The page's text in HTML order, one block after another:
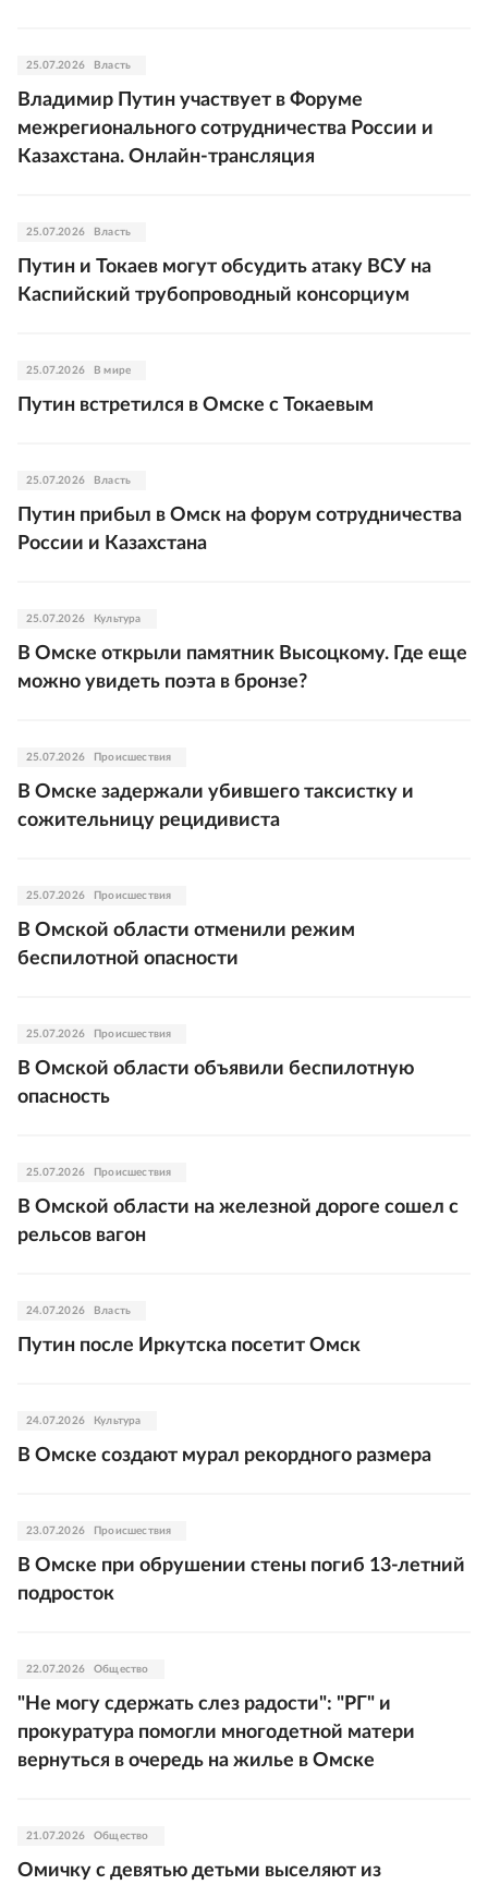
25.07.2026 Власть
Владимир Путин участвует в Форуме
межрегионального сотрудничества России и
Казахстана. Онлайн-трансляция
25.07.2026 Власть
Путин и Токаев могут обсудить атаку ВСУ на
Каспийский трубопроводный консорциум
25.07.2026 В мире
Путин встретился в Омске с Токаевым
25.07.2026 Власть
Путин прибыл в Омск на форум сотрудничества
России и Казахстана
25.07.2026 Культура
В Омске открыли памятник Высоцкому. Где еще
можно увидеть поэта в бронзе?
25.07.2026 Происшествия
В Омске задержали убившего таксистку и
сожительницу рецидивиста
25.07.2026 Происшествия
В Омской области отменили режим
беспилотной опасности
25.07.2026 Происшествия
В Омской области объявили беспилотную
опасность
25.07.2026 Происшествия
В Омской области на железной дороге сошел с
рельсов вагон
24.07.2026 Власть
Путин после Иркутска посетит Омск
24.07.2026 Культура
В Омске создают мурал рекордного размера
23.07.2026 Происшествия
В Омске при обрушении стены погиб 13-летний
подросток
22.07.2026 Общество
"Не могу сдержать слез радости": "РГ" и
прокуратура помогли многодетной матери
вернуться в очередь на жилье в Омске
21.07.2026 Общество
Омичку с девятью детьми выселяют из